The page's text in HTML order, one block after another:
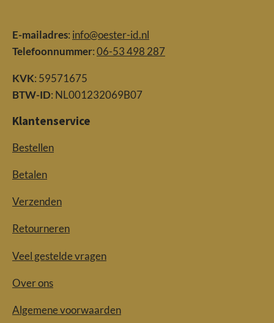
E-mailadres: info@oester-id.nl
Telefoonnummer:06-53 498 287
KVK: 59571675
BTW-ID: NL001232069B07
Klantenservice
Bestellen
Betalen
Verzenden
Retourneren
Veel gestelde vragen
Over ons
Algemene voorwaarden